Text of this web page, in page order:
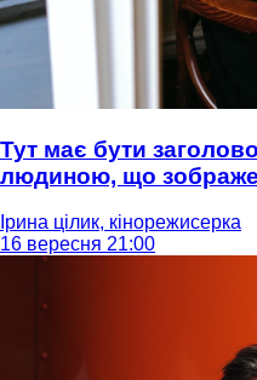
Тут має бути
людиною, що
Ірина цілик, кінорежисерка
16 вересня 21:00